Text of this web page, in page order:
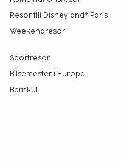
Resor till Disneyland® Paris
Weekendresor
Sportresor
Bilsemester i Europa
Barnkul